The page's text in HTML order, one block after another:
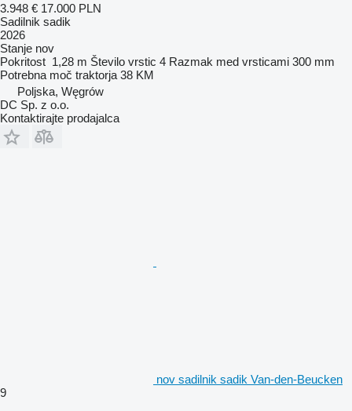
3.948 € 17.000 PLN
Sadilnik sadik
2026
Stanje nov
Pokritost 1,28 m Število vrstic 4 Razmak med vrsticami 300 mm
Potrebna moč traktorja 38 KM
Poljska, Węgrów
DC Sp. z o.o.
Kontaktirajte prodajalca
nov sadilnik sadik Van-den-Beucken
9